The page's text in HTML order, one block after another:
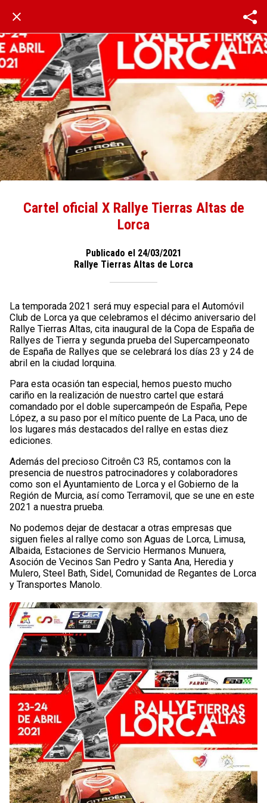
Cartel oficial X Rallye Tierras Altas de
Lorca
Publicado el 24/03/2021
Rallye Tierras Altas de Lorca
La temporada 2021 será muy especial para el Automóvil
Club de Lorca ya que celebramos el décimo aniversario del
Rallye Tierras Altas, cita inaugural de la Copa de España de
Rallyes de Tierra y segunda prueba del Supercampeonato
de España de Rallyes que se celebrará los días 23 y 24 de
abril en la ciudad lorquina.
Para esta ocasión tan especial, hemos puesto mucho
cariño en la realización de nuestro cartel que estará
comandado por el doble supercampeón de España, Pepe
López, a su paso por el mítico puente de La Paca, uno de
los lugares más destacados del rallye en estas diez
ediciones.
Además del precioso Citroên C3 R5, contamos con la
presencia de nuestros patrocinadores y colaboradores
como son el Ayuntamiento de Lorca y el Gobierno de la
Región de Murcia, así como Terramovil, que se une en este
2021 a nuestra prueba.
No podemos dejar de destacar a otras empresas que
siguen fieles al rallye como son Aguas de Lorca, Limusa,
Albaida, Estaciones de Servicio Hermanos Munuera,
Asoción de Vecinos San Pedro y Santa Ana, Heredia y
Mulero, Steel Bath, Sidel, Comunidad de Regantes de Lorca
y Transportes Manolo.